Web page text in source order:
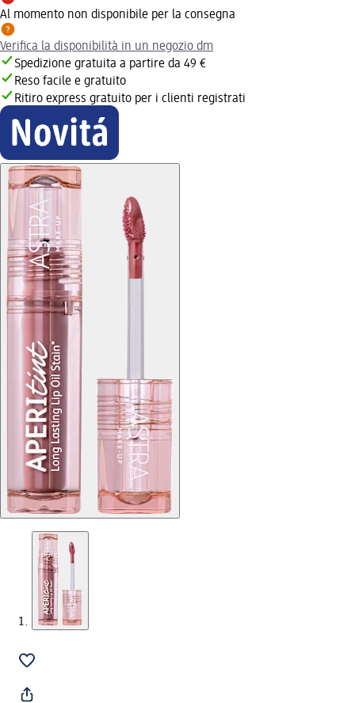
Al momento non disponibile per la consegna
Verifica la disponibilità in un negozio dm
Spedizione gratuita a partire da 49 €
Reso facile e gratuito
Ritiro express gratuito per i clienti registrati